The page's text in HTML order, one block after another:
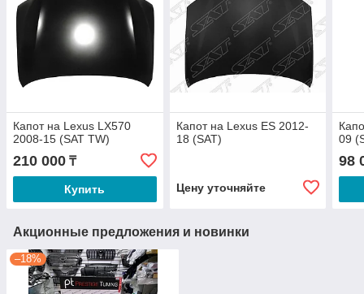
Капот на Lexus LX570
2008-15 (SAT TW)
210 000 ₸
Купить
Капот на Lexus ES 2012-
18 (SAT)
Цену уточняйте
09
98
Акционные предложения и новинки
–18%